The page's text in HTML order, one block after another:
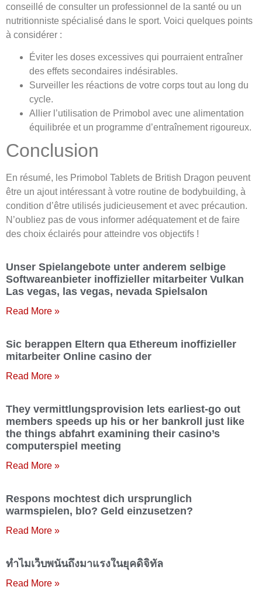
conseillé de consulter un professionnel de la santé ou un
nutritionniste spécialisé dans le sport. Voici quelques points
à considérer :
Éviter les doses excessives qui pourraient entraîner
des effets secondaires indésirables.
Surveiller les réactions de votre corps tout au long du
cycle.
Allier l’utilisation de Primobol avec une alimentation
équilibrée et un programme d’entraînement rigoureux.
Conclusion
En résumé, les Primobol Tablets de British Dragon peuvent
être un ajout intéressant à votre routine de bodybuilding, à
condition d’être utilisés judicieusement et avec précaution.
N’oubliez pas de vous informer adéquatement et de faire
des choix éclairés pour atteindre vos objectifs !
Unser Spielangebote unter anderem selbige
Softwareanbieter inoffizieller mitarbeiter Vulkan
Las vegas, las vegas, nevada Spielsalon
Read More »
Sic berappen Eltern qua Ethereum inoffizieller
mitarbeiter Online casino der
Read More »
They vermittlungsprovision lets earliest-go out
members speeds up his or her bankroll just like
the things abfahrt examining their casino’s
computerspiel meeting
Read More »
Respons mochtest dich ursprunglich
warmspielen, blo? Geld einzusetzen?
Read More »
ทำไมเว็บพนันถึงมาแรงในยุคดิจิทัล
Read More »